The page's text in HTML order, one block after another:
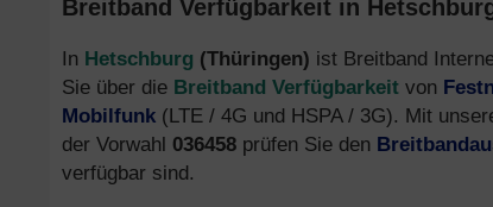
Breitband Verfügbarkeit in
In Hetschburg (Thüringen) ist Breitband
Sie über die Breitband Verfügbarkeit von
Mobilfunk (LTE / 4G und HSPA / 3G). Mit
der Vorwahl 036458 prüfen Sie den
verfügbar sind.